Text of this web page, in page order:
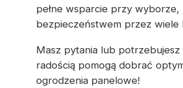
pełne wsparcie przy wyborze,
bezpieczeństwem przez wiele
Masz pytania lub
radością pomogą dobrać
ogrodzenia panelowe!